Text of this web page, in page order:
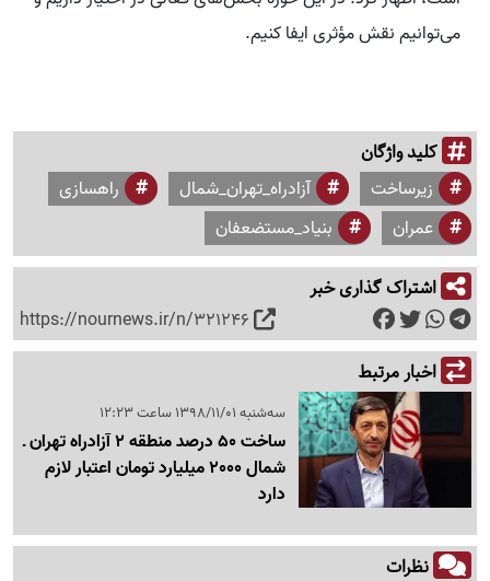
می‌توانیم نقش مؤثری ایفا کنیم.
کلید واژگان
زیرساخت آزادراه_تهران_شمال
راهسازی
عمران
بنیاد_مستضعفان
اشتراک گذاری خبر
https://nournews.ir/n/321246
اخبار مرتبط
سه‌شنبه 1398/11/01 ساعت 12:23
ساخت 50 درصد منطقه 2 آزادراه تهران ـ
شمال 2000 میلیارد تومان اعتبار لازم
دارد
نظرات